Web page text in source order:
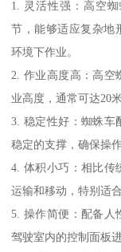
1. 灵活性强：高空
节，能够适应复杂地
环境下作业。
2. 作业高度高：高空
业高度，通常可达20
3. 稳定性好：蜘蛛车
稳定的支撑，确保操
4. 体积小巧：相比传
运输和移动，特别适
5. 操作简便：配备人
驾驶室内的控制面板